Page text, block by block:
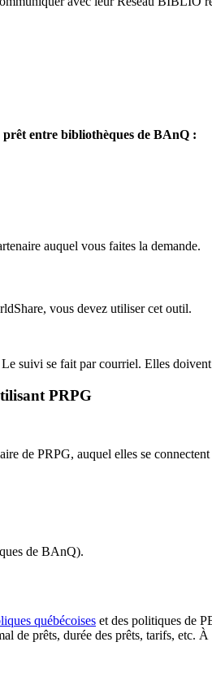
prêt entre bibliothèques de BAnQ :
auquel vous faites la demande.
vous devez utiliser cet outil.
Le suivi se fait par courriel. Elles
PRPG
de PRPG, auquel elles se
de BAnQ).
québécoises et des politiques de
de prêts, durée des prêts, tarifs, etc.